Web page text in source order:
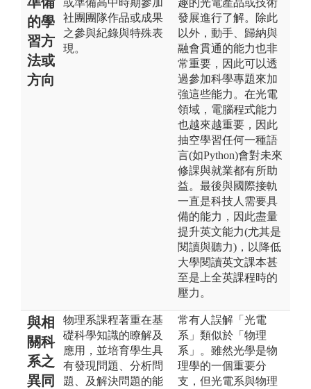
的學
習方
法或
方向
社團團隊作品或成果
之參與紀錄與特殊表
現。
發展進行了解。除此
以外，動手、歸納與
融會貫通的能力也非
常重要，因此可以透
過參加科學專題來加
強這些能力。在光電
領域，電腦程式能力
也越來越重要，因此
抽空學習任何一種語
言(如Python)會對未來
修課與就業都有所助
益。最後與國際接軌
一直是科技人需要具
備的能力，因此盡量
提升英文能力(尤其是
閱讀與聽力)，以降低
大學閱讀英文課本甚
至是上全英課程時的
壓力。
與相
關科
系之
異同
物理系課程著重在基
礎科學知識的瞭解及
應用，並培育學生具
有發現問題、分析問
題、及解決問題的能
常有人誤解「光電
系」類似於「物理
系」。雖然光學是物
理學的一個重要分
支，但光電系與物理